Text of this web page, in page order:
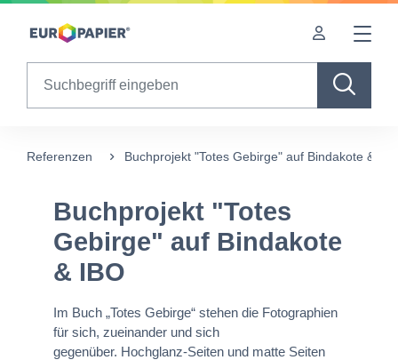
Table Of Content
Buchprojekt "Totes Gebirge" auf Bindakote & IBO
Referenzen Buchprojekt "Totes Gebirge" auf Bindakote &
Buchprojekt "Totes
Gebirge" auf Bindakote
& IBO
Im Buch „Totes Gebirge“ stehen die Fotographien
für sich, zueinander und sich
gegenüber. Hochglanz-Seiten und matte Seiten